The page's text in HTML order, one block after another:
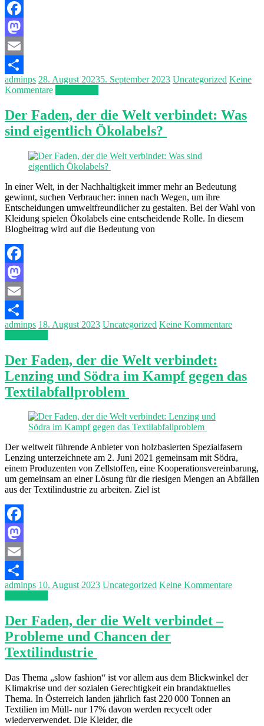
Facebook
Mastodon
Email
Teilen
adminps 28. August 20235. September 2023 Uncategorized Keine
Kommentare
Der Faden, der die Welt verbindet: Was
sind eigentlich Ökolabels?
In einer Welt, in der Nachhaltigkeit immer mehr an Bedeutung
gewinnt, suchen Verbraucher: innen nach Wegen, um ihre
Entscheidungen umweltfreundlicher zu gestalten. Bei der Wahl von
Kleidung spielen Ökolabels eine entscheidende Rolle. In diesem
Blogbeitrag wird auf die Bedeutung von
Facebook
Mastodon
Email
Teilen
adminps 18. August 2023 Uncategorized Keine Kommentare
Der Faden, der die Welt verbindet:
Lenzing und Södra im Kampf gegen das
Textilabfallproblem
Der weltweit führende Anbieter von holzbasierten Spezialfasern
Lenzing unterzeichnete am 2. Juni 2021 gemeinsam mit Södra,
einem Produzenten von Zellstoffen, eine Kooperationsvereinbarung,
um gemeinsam an einer Lösung für die riesigen Mengen an Abfällen
aus der Textilindustrie zu arbeiten. Ziel ist
Facebook
Mastodon
Email
Teilen
adminps 10. August 2023 Uncategorized Keine Kommentare
Der Faden, der die Welt verbindet –
Probleme und Chancen der
Textilindustrie
Das Thema „slow fashion“ ist vor allem aus dem Blickwinkel der
Klimakrise und der sozialen Gerechtigkeit ein brandaktuelles
Thema. In Österreich landen jährlich fast 220 000 Tonnen an
Textilien im Müll- nur 17% davon werden recycelt oder
wiederverwendet. Die Kleider, die